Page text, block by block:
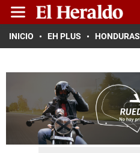
INICIO EH PLUS HONDURAS